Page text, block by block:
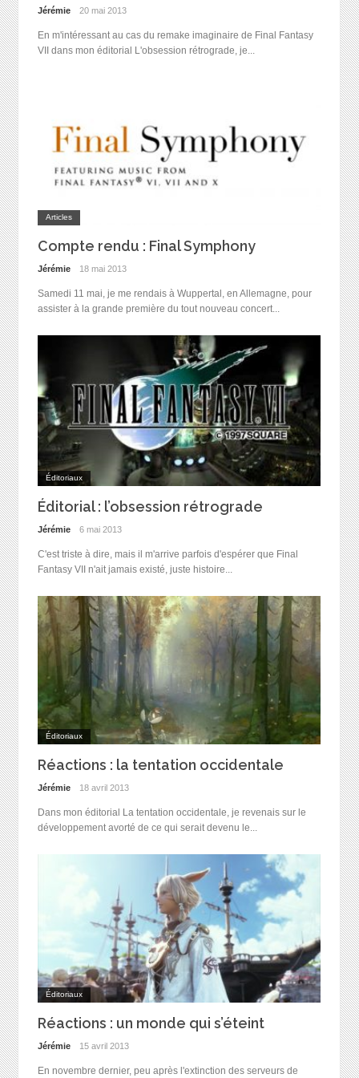
Jérémie 20 mai 2013
En m'intéressant au cas du remake imaginaire de Final Fantasy
VII dans mon éditorial L'obsession rétrograde, je...
Articles
Compte rendu : Final Symphony
Jérémie 18 mai 2013
Samedi 11 mai, je me rendais à Wuppertal, en Allemagne, pour
assister à la grande première du tout nouveau concert...
Éditoriaux
Éditorial : l’obsession rétrograde
Jérémie 6 mai 2013
C'est triste à dire, mais il m'arrive parfois d'espérer que Final
Fantasy VII n'ait jamais existé, juste histoire...
Éditoriaux
Réactions : la tentation occidentale
Jérémie 18 avril 2013
Dans mon éditorial La tentation occidentale, je revenais sur le
développement avorté de ce qui serait devenu le...
Éditoriaux
Réactions : un monde qui s’éteint
Jérémie 15 avril 2013
En novembre dernier, peu après l'extinction des serveurs de